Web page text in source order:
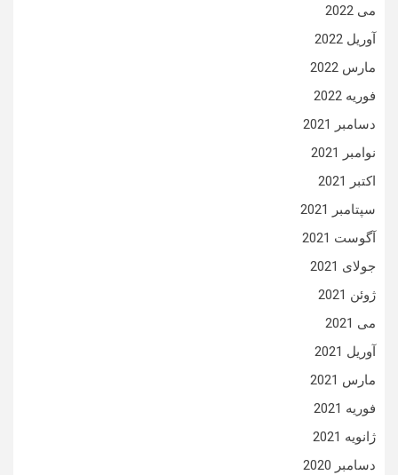
می 2022
آوریل 2022
مارس 2022
فوریه 2022
دسامبر 2021
نوامبر 2021
اکتبر 2021
سپتامبر 2021
آگوست 2021
جولای 2021
ژوئن 2021
می 2021
آوریل 2021
مارس 2021
فوریه 2021
ژانویه 2021
دسامبر 2020